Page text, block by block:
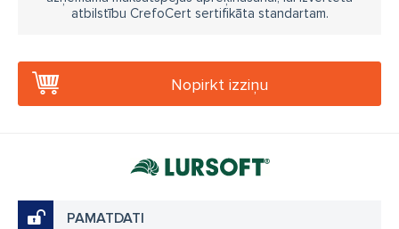
atbilstību CrefoCert sertifikāta standartam.
Nopirkt izziņu
PAMATDATI